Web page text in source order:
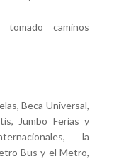
caminos
Beca Universal,
Jumbo Ferias y
la
Bus y el Metro,